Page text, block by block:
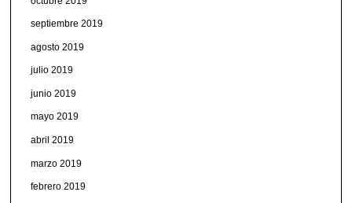
septiembre 2019
agosto 2019
julio 2019
junio 2019
mayo 2019
abril 2019
marzo 2019
febrero 2019